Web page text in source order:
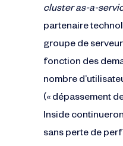
cluster as-a-
partenaire
groupe de
fonction des
nombre
(« dépassement
Inside
sans perte de